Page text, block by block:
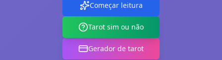
Começar leitura
Tarot sim ou não
Gerador de tarot